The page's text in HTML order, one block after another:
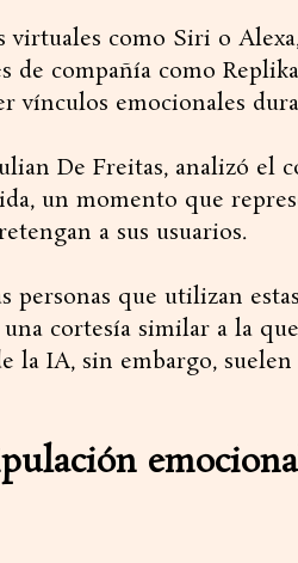
virtuales como Siri o
de compañía como
vínculos emocionales
De Freitas, analizó el
un momento que
a sus usuarios.
personas que utilizan
una cortesía similar a la
la IA, sin embargo,